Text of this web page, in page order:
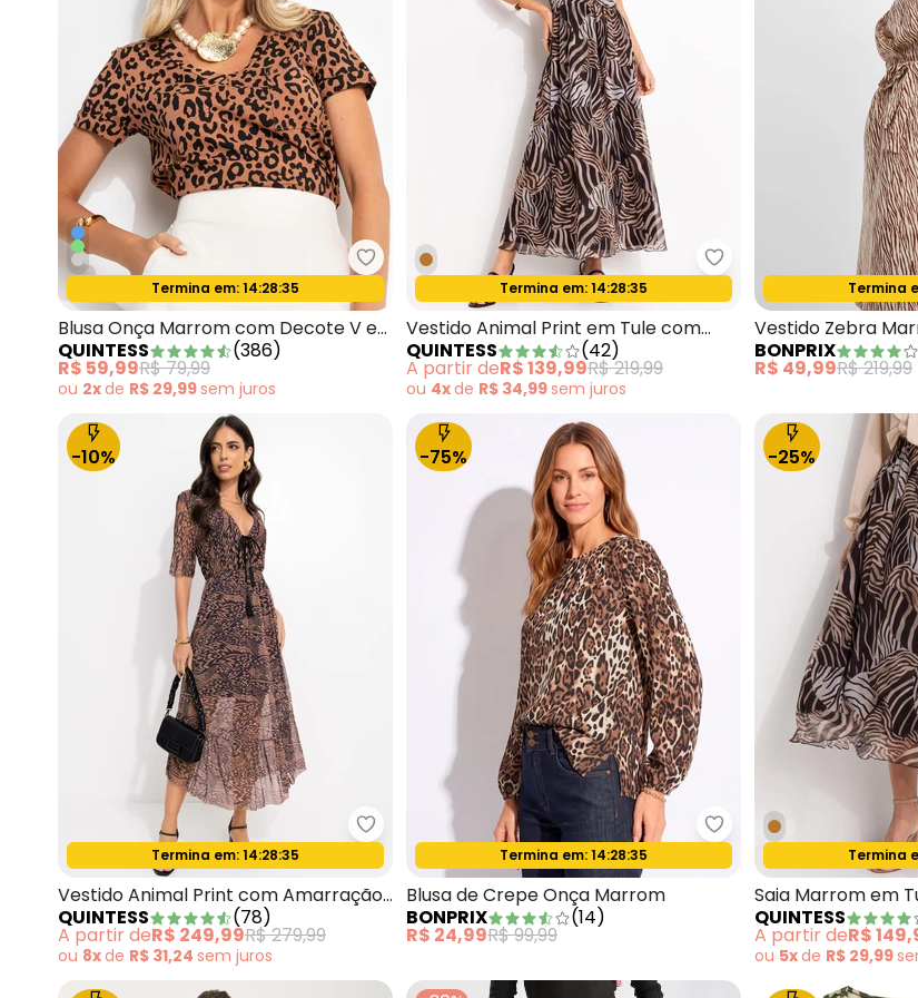
Quintess - Blusa Onça Marrom com Decote V e Bolso
Oferta relâmpago
Termina em:14:28:33
Blusa Onça Marrom com Decote V e
Bolso
QUINTESS (386)
R$ 59,99R$ 79,99
ou 2xde R$ 29,99sem juros
Quintess - Vestido
Oferta relâmpago
Termina em:14:28:33
Vestido Animal Print em Tule com
Elastano
QUINTESS (42)
A partir deR$ 139,99R$ 219,99
ou 4xde R$ 34,99sem juros
Oferta
Termina
Vestido Zebra
BONPRIX
R$ 49,99R$ 219,99
-10%
Quintess - Vestido Animal Print com Amarração no Decote
Oferta relâmpago
Termina em:14:28:33
Vestido Animal Print com Amarração
no Decote
QUINTESS (78)
A partir deR$ 249,99R$ 279,99
ou 8xde R$ 31,24 sem juros
-75%
bonprix - Blusa de
Oferta relâmpago
Termina em:14:28:33
Blusa de Crepe Onça Marrom
BONPRIX
(14)
R$ 24,99R$ 99,99
-25%
Oferta
Termina
Saia Marrom em
QUINTESS
A partir deR$
ou 5xde R$ 29,99